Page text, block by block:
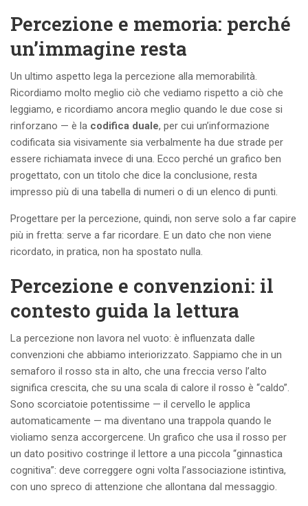
Percezione e memoria: perché
un’immagine resta
Un ultimo aspetto lega la percezione alla memorabilità.
Ricordiamo molto meglio ciò che vediamo rispetto a ciò che
leggiamo, e ricordiamo ancora meglio quando le due cose si
rinforzano — è la codifica duale, per cui un’informazione
codificata sia visivamente sia verbalmente ha due strade per
essere richiamata invece di una. Ecco perché un grafico ben
progettato, con un titolo che dice la conclusione, resta
impresso più di una tabella di numeri o di un elenco di punti.
Progettare per la percezione, quindi, non serve solo a far capire
più in fretta: serve a far ricordare. E un dato che non viene
ricordato, in pratica, non ha spostato nulla.
Percezione e convenzioni: il
contesto guida la lettura
La percezione non lavora nel vuoto: è influenzata dalle
convenzioni che abbiamo interiorizzato. Sappiamo che in un
semaforo il rosso sta in alto, che una freccia verso l’alto
significa crescita, che su una scala di calore il rosso è “caldo”.
Sono scorciatoie potentissime — il cervello le applica
automaticamente — ma diventano una trappola quando le
violiamo senza accorgercene. Un grafico che usa il rosso per
un dato positivo costringe il lettore a una piccola “ginnastica
cognitiva”: deve correggere ogni volta l’associazione istintiva,
con uno spreco di attenzione che allontana dal messaggio.